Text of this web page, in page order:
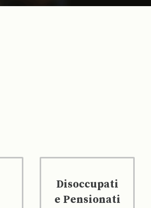
Disoccupati
e Pensionati